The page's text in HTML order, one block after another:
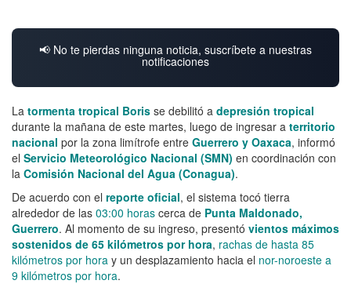
📢 No te pierdas ninguna noticia, suscríbete a nuestras
notificaciones
La tormenta tropical Boris se debilitó a depresión tropical
durante la mañana de este martes, luego de ingresar a territorio
nacional por la zona limítrofe entre Guerrero y Oaxaca, informó
el Servicio Meteorológico Nacional (SMN) en coordinación con
la Comisión Nacional del Agua (Conagua).
De acuerdo con el reporte oficial, el sistema tocó tierra
alrededor de las 03:00 horas cerca de Punta Maldonado,
Guerrero. Al momento de su ingreso, presentó vientos máximos
sostenidos de 65 kilómetros por hora, rachas de hasta 85
kilómetros por hora y un desplazamiento hacia el nor-noroeste a
9 kilómetros por hora.